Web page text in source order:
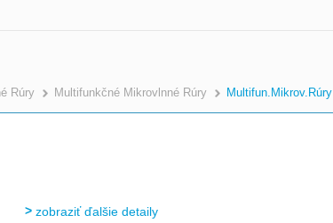
Rúry Multifunkčné Mikrovlnné Rúry Multifun.mikrov.rúry
zobraziť ďalšie detaily